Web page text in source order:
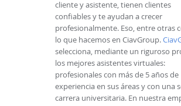
cliente y asistente, tienen clientes
confiables y te ayudan a crecer
profesionalmente. Eso, entre otras
lo que hacemos en CiavGroup.
selecciona, mediante un riguroso
los mejores asistentes virtuales:
profesionales con más de 5 años de
experiencia en sus áreas y con una
carrera universitaria. En nuestra